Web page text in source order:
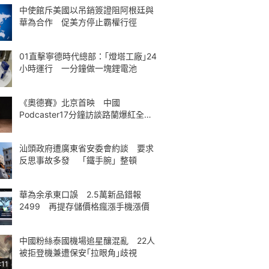
中使館斥美國以吊銷簽證阻阿根廷與
華為合作 促美方停止霸權行徑
01直擊寧德時代總部：｢燈塔工廠｣24
小時運行 一分鐘做一塊鋰電池
《奧德賽》北京首映 中國
Podcaster17分鐘訪談路蘭爆紅全球
汕頭政府遭廣東省安委會約談 要求
反思事故多發 「鐵手腕」整頓
華為余承東口誤 2.5萬新品錯報
2499 再提存儲價格瘋漲手機漲價
中國粉絲泰國機場追星釀混亂 22人
被拒登機兼遭保安｢拉眼角｣歧視